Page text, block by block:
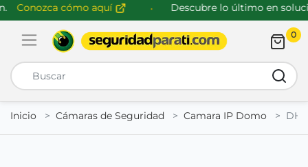
Conozca cómo aquí Descubre lo último en
Abrir menú de navegación
0
Inicio
Cámaras de Seguridad Camara IP Domo DH-